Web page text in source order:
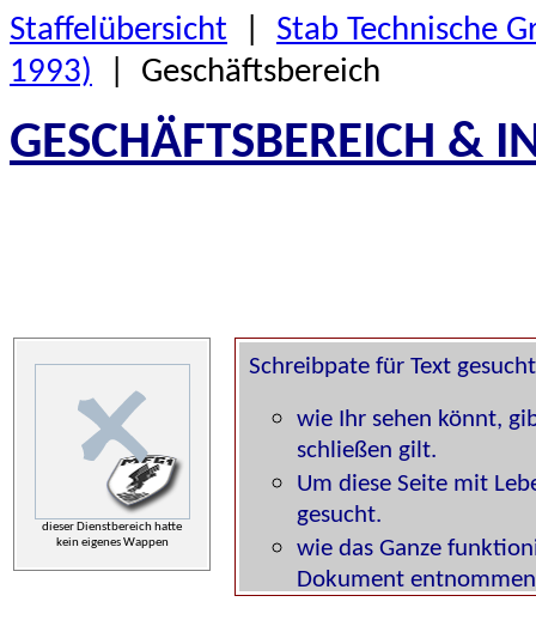
Staffelübersicht
Stab Technische
1993) | Geschäftsbereich
GESCHÄFTSBEREICH &
dieser Dienstbereich hatte
kein eigenes Wappen